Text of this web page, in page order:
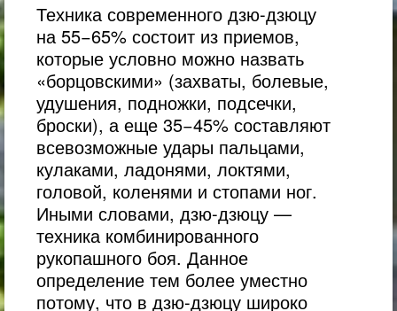
Техника современного дзю-дзюцу
на 55−65% состоит из приемов,
которые условно можно назвать
«борцовскими» (захваты, болевые,
удушения, подножки, подсечки,
броски), а еще 35−45% составляют
всевозможные удары пальцами,
кулаками, ладонями, локтями,
головой, коленями и стопами ног.
Иными словами, дзю-дзюцу —
техника комбинированного
рукопашного боя. Данное
определение тем более уместно
потому, что в дзю-дзюцу широко